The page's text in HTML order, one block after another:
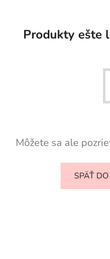
Produkty ešte
Môžete sa ale
SPÄŤ